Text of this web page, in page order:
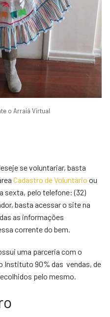
o Arraiá Virtual
se voluntariar, basta
Cadastro de Voluntário ou
sexta, pelo telefone: (32)
basta acessar o site na
as informações
corrente do bem.
uma parceria com o
Instituto 90% das vendas, de
pelo mesmo.